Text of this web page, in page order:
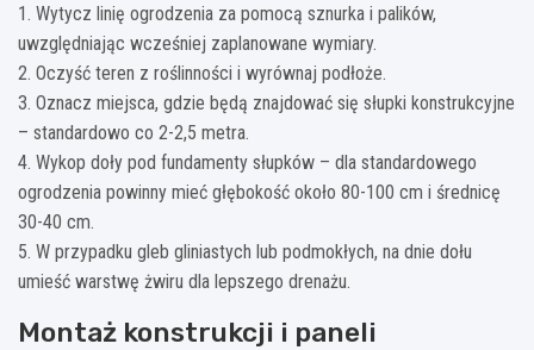
1. Wytycz linię ogrodzenia za pomocą sznurka i palików,
uwzględniając wcześniej zaplanowane wymiary.
2. Oczyść teren z roślinności i wyrównaj podłoże.
3. Oznacz miejsca, gdzie będą znajdować się słupki konstrukcyjne
– standardowo co 2-2,5 metra.
4. Wykop doły pod fundamenty słupków – dla standardowego
ogrodzenia powinny mieć głębokość około 80-100 cm i średnicę
30-40 cm.
5. W przypadku gleb gliniastych lub podmokłych, na dnie dołu
umieść warstwę żwiru dla lepszego drenażu.
Montaż konstrukcji i paneli